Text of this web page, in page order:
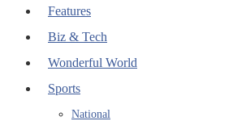
Features
Biz & Tech
Wonderful World
Sports
National